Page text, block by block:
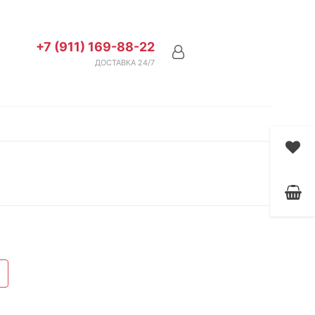
+7 (911) 169-88-22
ДОСТАВКА 24/7